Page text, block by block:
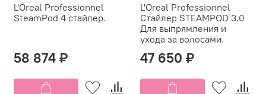
L'Oreal Professionnel
SteamPod 4 стайлер.
58 874 ₽
L'Oreal Professionnel
Стайлер STEAMPOD 3.0
Для выпрямления и
ухода за волосами.
47 650 ₽